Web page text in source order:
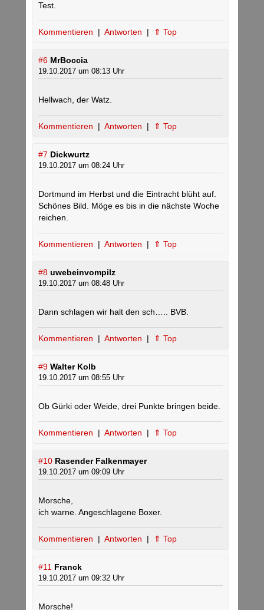
Test.
Kommentieren | Antworten | ⇑ Top
#6 MrBoccia
19.10.2017 um 08:13 Uhr
Hellwach, der Watz.
Kommentieren | Antworten | ⇑ Top
#7 Dickwurtz
19.10.2017 um 08:24 Uhr
Dortmund im Herbst und die Eintracht blüht auf.
Schönes Bild. Möge es bis in die nächste Woche
reichen.
Kommentieren | Antworten | ⇑ Top
#8 uwebeinvompilz
19.10.2017 um 08:48 Uhr
Dann schlagen wir halt den sch….. BVB.
Kommentieren | Antworten | ⇑ Top
#9 Walter Kolb
19.10.2017 um 08:55 Uhr
Ob Gürki oder Weide, drei Punkte bringen beide.
Kommentieren | Antworten | ⇑ Top
#10 Rasender Falkenmayer
19.10.2017 um 09:09 Uhr
Morsche,
ich warne. Angeschlagene Boxer.
Kommentieren | Antworten | ⇑ Top
#11 Franck
19.10.2017 um 09:32 Uhr
Morsche!